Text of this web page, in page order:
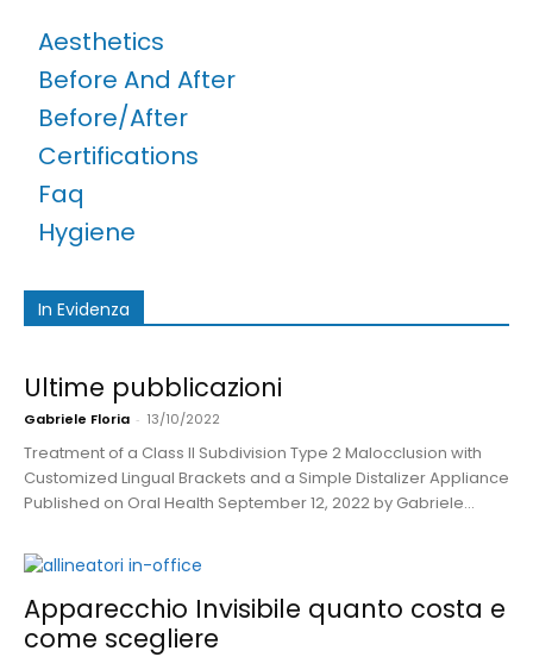
Aesthetics
Before And After
Before/after
Certifications
Faq
Hygiene
In Evidenza
Ultime pubblicazioni
Gabriele Floria - 13/10/2022
Treatment of a Class II Subdivision Type 2 Malocclusion with
Customized Lingual Brackets and a Simple Distalizer Appliance
Published on Oral Health September 12, 2022 by Gabriele...
Apparecchio Invisibile quanto costa e
come scegliere